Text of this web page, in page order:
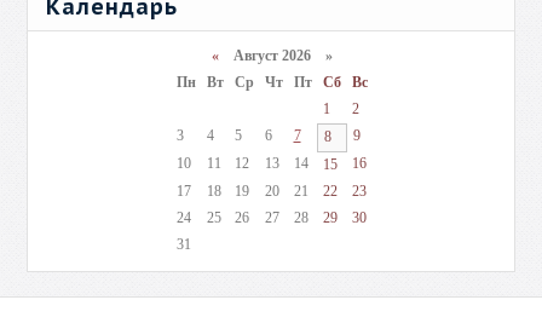
Календарь
«Август 2026 »
Пн
Вт Ср Чт Пт Сб
Вс
1
2
3
4 5 6 7 8
9
10
11 12 13 14 15
16
17
18 19 20 21 22
23
24
25 26 27 28 29
30
31